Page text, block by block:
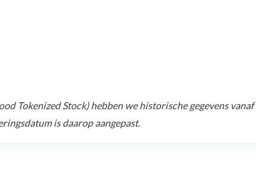
Tokenized Stock)hebben we historische gegevens vanaf
is daarop aangepast.